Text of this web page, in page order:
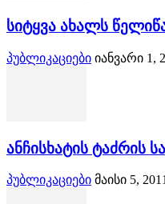
სიტყვა ახალს
პუბლიკაციები იანვარი 1,
ანჩისხატის ტაძრის
პუბლიკაციები მაისი 5, 2011